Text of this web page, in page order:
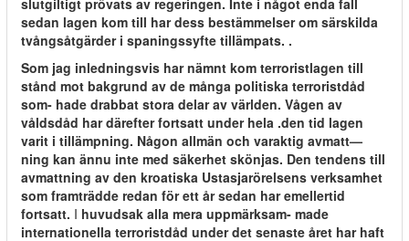
slutgiltigt prövats av regeringen. Inte i något enda fall
sedan lagen kom till har dess bestämmelser om särskilda
tvångsåtgärder i spaningssyfte tillämpats. .
Som jag inledningsvis har nämnt kom terroristlagen till
stånd mot bakgrund av de många politiska terroristdåd
som- hade drabbat stora delar av världen. Vågen av
våldsdåd har därefter fortsatt under hela .den tid lagen
varit i tillämpning. Någon allmän och varaktig avmatt—
ning kan ännu inte med säkerhet skönjas. Den tendens till
avmattning av den kroatiska Ustasjarörelsens verksamhet
som framträdde redan för ett år sedan har emellertid
fortsatt. I huvudsak alla mera uppmärksam- made
internationella terroristdåd under det senaste året har haft